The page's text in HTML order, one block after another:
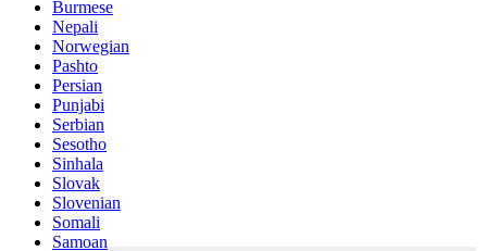
Burmese
Nepali
Norwegian
Pashto
Persian
Punjabi
Serbian
Sesotho
Sinhala
Slovak
Slovenian
Somali
Samoan